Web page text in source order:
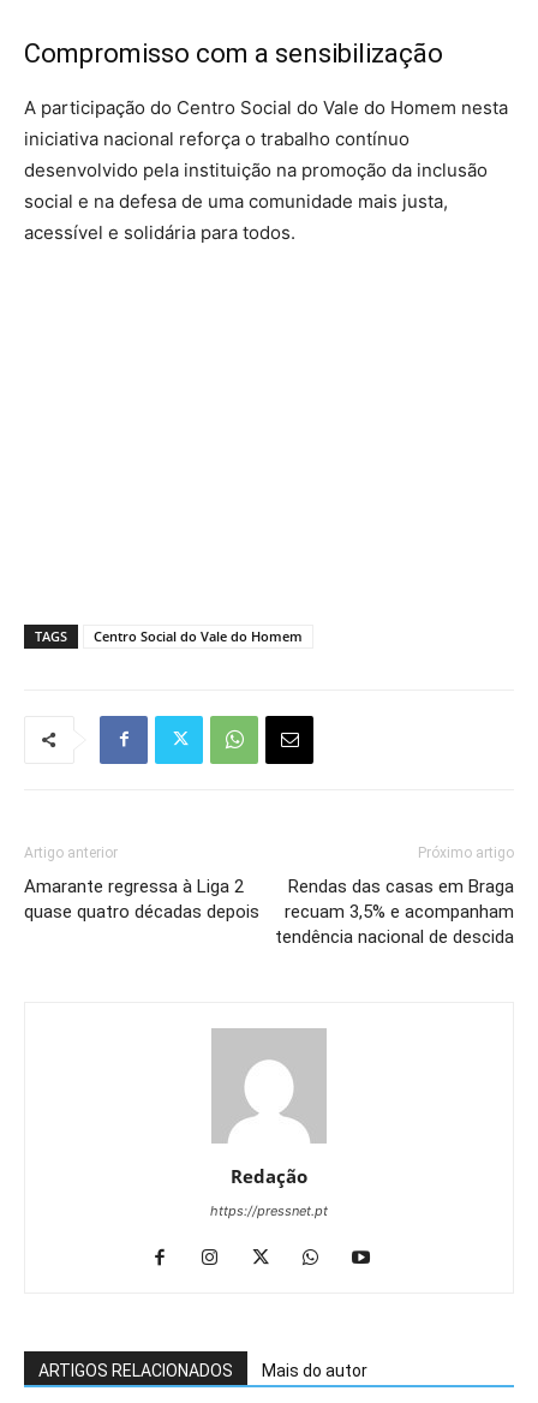
Compromisso com a sensibilização
A participação do Centro Social do Vale do Homem nesta
iniciativa nacional reforça o trabalho contínuo
desenvolvido pela instituição na promoção da inclusão
social e na defesa de uma comunidade mais justa,
acessível e solidária para todos.
TAGS Centro Social do Vale do Homem
Artigo anterior
Amarante regressa à Liga 2
quase quatro décadas depois
Próximo artigo
Rendas das casas em Braga
recuam 3,5% e acompanham
tendência nacional de descida
Redação
https://pressnet.pt
ARTIGOS RELACIONADOS Mais do autor